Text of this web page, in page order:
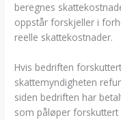
beregnes
oppstår forskjeller i
reelle skattekostnader.
Hvis bedriften
skattemyndigheten
siden bedriften har
som påløper